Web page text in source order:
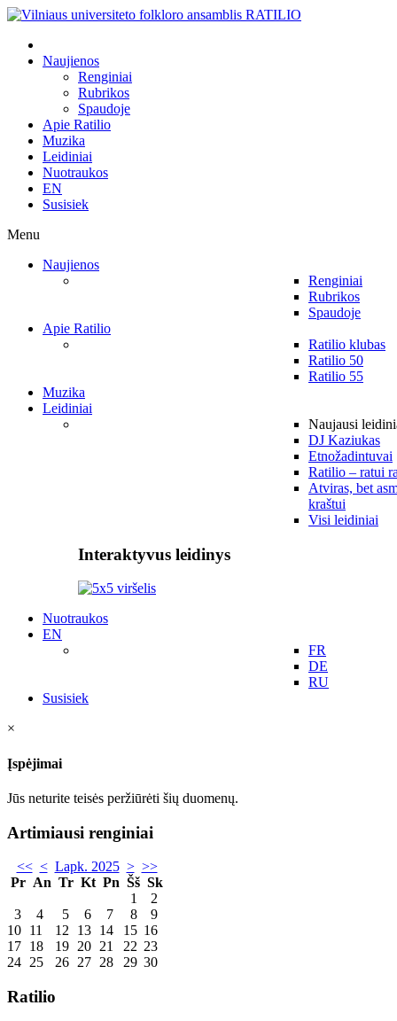
Naujienos
Renginiai
Rubrikos
Spaudoje
Apie Ratilio
Muzika
Leidiniai
Nuotraukos
EN
Susisiek
Menu
Naujienos
Renginiai
Rubrikos
Spaudoje
Apie Ratilio
Ratilio klubas
Ratilio 50
Ratilio 55
Muzika
Leidiniai
Naujausi
DJ Kaziukas
Etnožadintuvai
Ratilio – ratui
Atviras, bet
kraštui
Visi leidiniai
Interaktyvus leidinys
Nuotraukos
EN
FR
DE
RU
Susisiek
×
Įspėjimai
Jūs neturite teisės peržiūrėti šių duomenų.
Artimiausi renginiai
<< < Lapk. 2025 > >>
Pr An Tr Kt Pn Šš Sk
1
2
3
4 5 6 7 8
9
10 11 12 13 14 15 16
17 18 19 20 21 22 23
24 25 26 27 28 29 30
Ratilio